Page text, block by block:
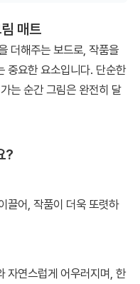
매트
더해주는 보드로, 작품을
중요한 요소입니다. 단순한
는 순간 그림은 완전히 달
?
끌어, 작품이 더욱 또렷하
자연스럽게 어우러지며, 한